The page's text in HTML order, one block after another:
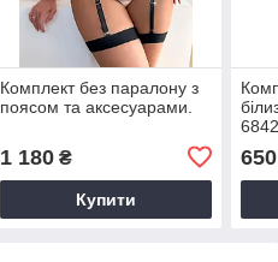
Комплект без паралону з
поясом та аксесуарами.
1 180₴
Купити
650